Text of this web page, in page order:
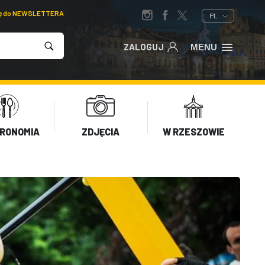
NEWSLETTERA PL
ZALOGUJ MENU
ZDJĘCIA W RZESZOWIE